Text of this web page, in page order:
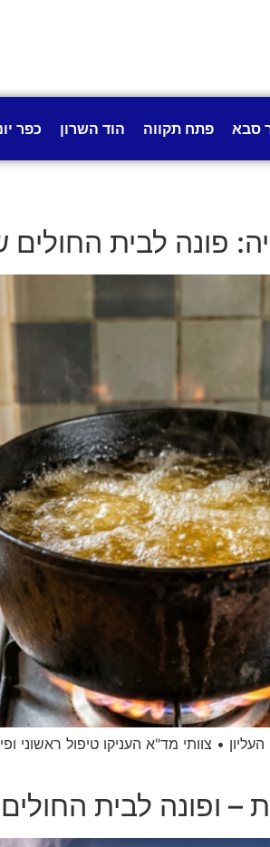
סבא פתח תקווה הוד השרון כפר
פונה לבית החולים
באזור הגפיים ובפלג גופו העליון • צוותי מד"א
ופונה לבית החולים